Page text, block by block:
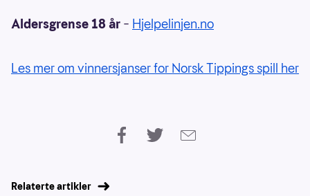
Aldersgrense 18 år – Hjelpelinjen.no
Les mer om vinnersjanser for Norsk Tippings spill her
Relaterte artikler